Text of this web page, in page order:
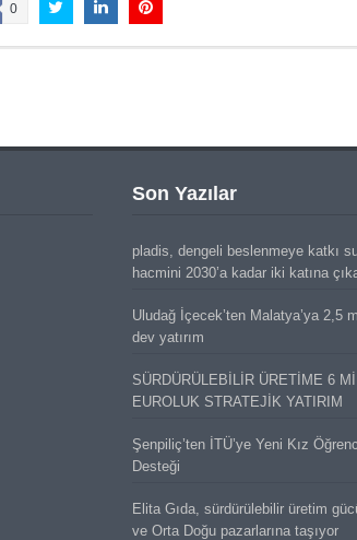
0
Son Yazılar
pladis, dengeli beslenmeye katkı
hacmini 2030’a kadar iki katına
Uludağ İçecek’ten Malatya’ya 2,5
dev yatırım
SÜRDÜRÜLEBİLİR ÜRETİME 6
EUROLUK STRATEJİK YATIRIM
Şenpiliç’ten İTÜ’ye Yeni Kız
Desteği
Elita Gıda, sürdürülebilir üretim
ve Orta Doğu pazarlarına taşıyor